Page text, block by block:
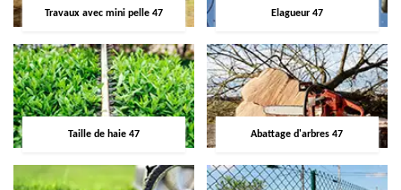
Travaux avec mini pelle 47 Elagueur 47
Taille de haie 47 Abattage d'arbres 47